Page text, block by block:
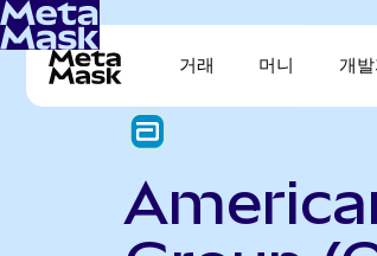
거래 머니 개